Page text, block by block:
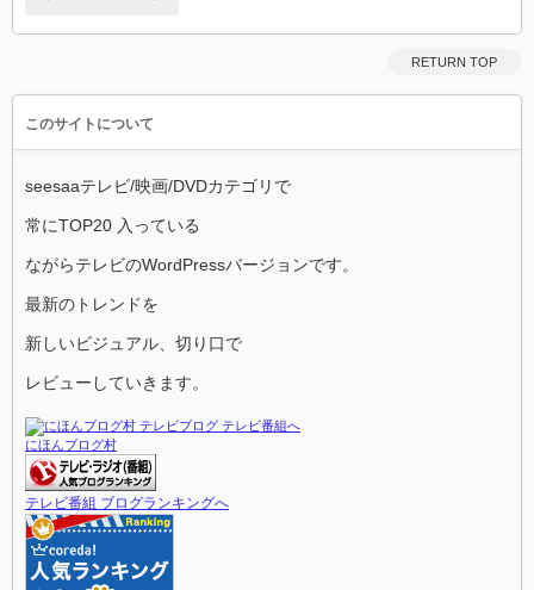
RETURN TOP
このサイトについて
seesaaテレビ/映画/DVDカテゴリで
常にTOP20 入っている
ながらテレビのWordPressバージョンです。
最新のトレンドを
新しいビジュアル、切り口で
レビューしていきます。
にほんブログ村
テレビ番組 ブログランキングへ